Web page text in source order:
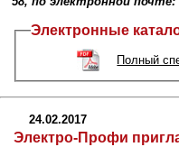
Электронные
Полный
24.02.2017
Электро-Профи